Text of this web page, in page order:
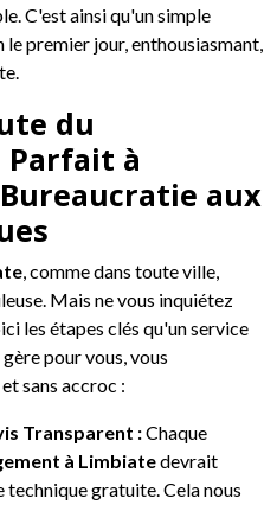
C'est ainsi qu'un simple
premier jour, enthousiasmant,
du
Parfait à
aux
, comme dans toute ville,
Mais ne vous inquiétez
les étapes clés qu'un service
pour vous, vous
sans accroc :
Transparent :Chaque
à Limbiatedevrait
gratuite. Cela nous